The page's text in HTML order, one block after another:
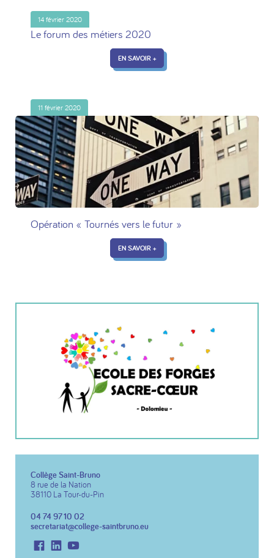
14 février 2020
Le forum des métiers 2020
EN SAVOIR +
11 février 2020
Opération « Tournés vers le futur »
EN SAVOIR +
Collège Saint-Bruno
8 rue de la Nation
38110 La Tour-du-Pin
04 74 97 10 02
secretariat@college-saintbruno.eu
FacebookLinkedIn